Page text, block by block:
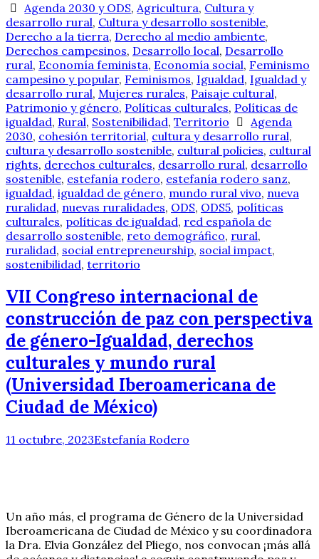
Agenda 2030 y ODS,Agricultura, Cultura y
desarrollo rural, Cultura y desarrollo sostenible,
Derecho a la tierra, Derecho al medio ambiente,
Derechos campesinos, Desarrollo local, Desarrollo
rural, Economía feminista, Economía social, Feminismo
campesino y popular, Feminismos, Igualdad, Igualdad y
desarrollo rural, Mujeres rurales, Paisaje cultural,
Patrimonio y género, Políticas culturales, Políticas de
igualdad, Rural, Sostenibilidad, Territorio
Agenda
2030, cohesión territorial, cultura y desarrollo rural,
cultura y desarrollo sostenible, cultural policies, cultural
rights, derechos culturales, desarrollo rural, desarrollo
sostenible, estefanía rodero, estefanía rodero sanz,
igualdad, igualdad de género, mundo rural vivo, nueva
ruralidad, nuevas ruralidades, ODS, ODS5, políticas
culturales, políticas de igualdad, red española de
desarrollo sostenible, reto demográfico, rural,
ruralidad, social entrepreneurship, social impact,
sostenibilidad, territorio
VII Congreso internacional de
construcción de paz con perspectiva
de género-Igualdad, derechos
culturales y mundo rural
(Universidad Iberoamericana de
Ciudad de México)
11 octubre, 2023Estefanía Rodero
Un año más, el programa de Género de la Universidad
Iberoamericana de Ciudad de México y su coordinadora
la Dra. Elvia González del Pliego, nos convocan ¡más allá